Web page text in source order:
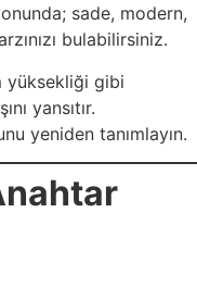
sade, modern,
bulabilirsiniz.
yüksekliği gibi
yansıtır.
yeniden tanımlayın.